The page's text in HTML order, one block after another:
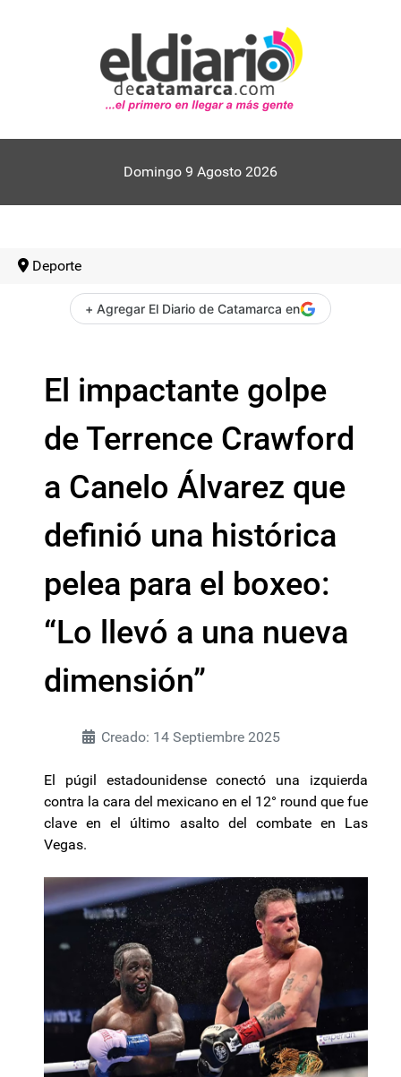
Domingo 9 Agosto 2026
Deporte
+ Agregar El Diario de Catamarca en
El impactante golpe
de Terrence Crawford
a Canelo Álvarez que
definió una histórica
pelea para el boxeo:
“Lo llevó a una nueva
dimensión”
Creado: 14 Septiembre 2025
El púgil estadounidense conectó una izquierda
contra la cara del mexicano en el 12° round que fue
clave en el último asalto del combate en Las
Vegas.